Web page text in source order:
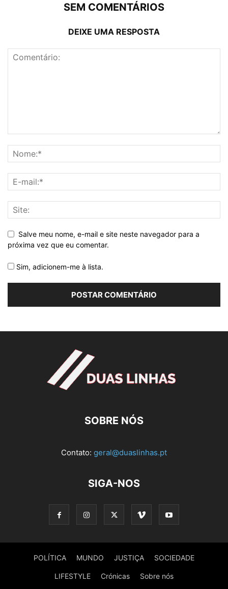
SEM COMENTÁRIOS
DEIXE UMA RESPOSTA
Salve meu nome, e-mail e site neste navegador para a
próxima vez que eu comentar.
Sim, adicionem-me à lista.
SOBRE NÓS
Contato: geral@duaslinhas.pt
SIGA-NOS
POLÍTICA MUNDO JUSTIÇA SOCIEDADE
LIFESTYLE Crónicas Sobre nós